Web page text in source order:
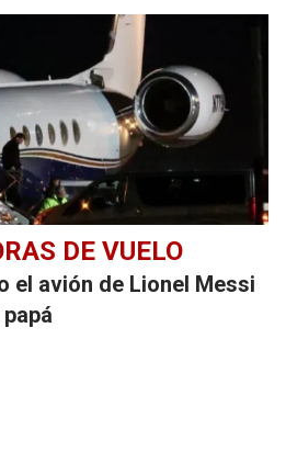
DE VUELO
el avión de Lionel Messi